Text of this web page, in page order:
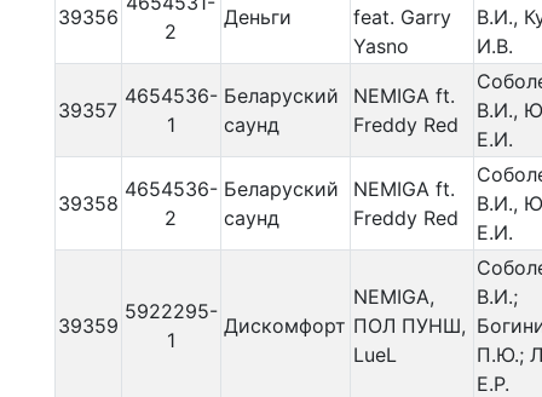
39356
2
Деньги
feat. Garry
Yasno
В.И.,
И.В.
39357
4654536-
1
Беларуский
саунд
NEMIGA ft.
Freddy Red
В.И.,
Е.И.
39358
4654536-
2
Беларуский
саунд
NEMIGA ft.
Freddy Red
В.И.,
Е.И.
39359
5922295-
1
Дискомфорт
NEMIGA,
ПОЛ ПУНШ,
LueL
В.И.;
П.Ю.;
Е.Р.